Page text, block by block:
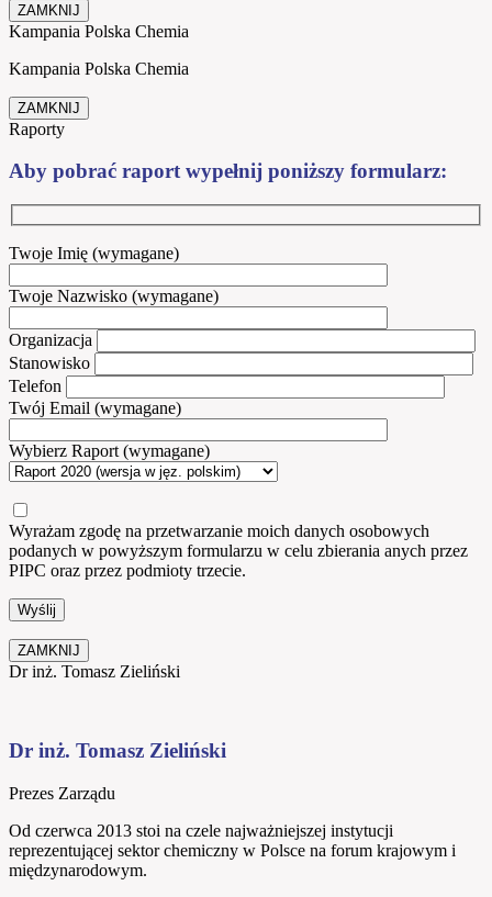
ZAMKNIJ
Kampania Polska Chemia
Kampania Polska Chemia
ZAMKNIJ
Raporty
Aby pobrać raport wypełnij poniższy formularz:
Twoje Imię (wymagane)
Twoje Nazwisko (wymagane)
Organizacja
Stanowisko
Telefon
Twój Email (wymagane)
Wybierz Raport (wymagane)
Wyrażam zgodę na przetwarzanie moich danych osobowych
podanych w powyższym formularzu w celu zbierania anych przez
PIPC oraz przez podmioty trzecie.
ZAMKNIJ
Dr inż. Tomasz Zieliński
Dr inż. Tomasz Zieliński
Prezes Zarządu
Od czerwca 2013 stoi na czele najważniejszej instytucji
reprezentującej sektor chemiczny w Polsce na forum krajowym i
międzynarodowym.